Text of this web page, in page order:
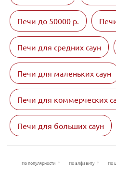
Печи до 50000 р.
Печи для средних саун
Печи для маленьких саун
Печи для коммерческих
Печи для больших саун
По популярности По алфавиту По